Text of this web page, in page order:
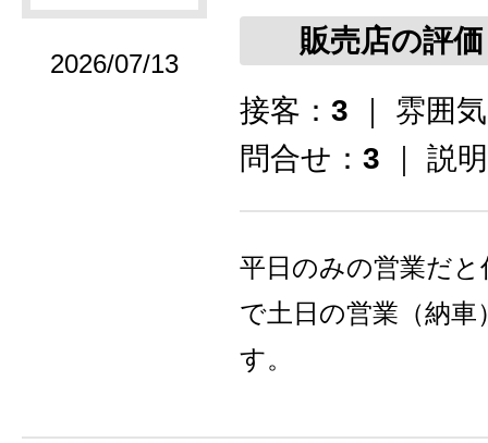
2026/07/13
販売店の評価
接客： 3 ｜ 雰囲
問合せ： 3 ｜ 説
平日のみの営業だ
で土日の営業（納
す。